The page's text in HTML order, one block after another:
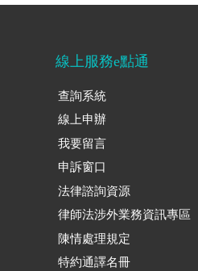
線上服務e點通
查詢系統
線上申辦
我要留言
申訴窗口
法律諮詢資源
律師法涉外業務資訊專區
陳情處理規定
特約通譯名冊